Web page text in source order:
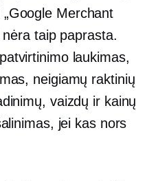
Merchant
taip paprasta.
laukimas,
neigiamų raktinių
vaizdų ir kainų
jei kas nors